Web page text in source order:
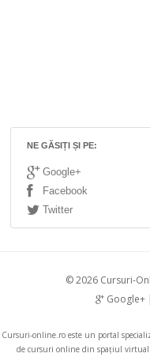
NE GĂSIȚI ȘI PE:
Google+
Facebook
Twitter
© 2026 Cursuri-
Google+
Cursuri-online.ro este un portal
de cursuri online din spațiul virtual